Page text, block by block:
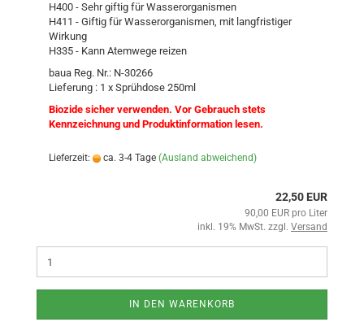
H400 - Sehr giftig für Wasserorganismen
H411 - Giftig für Wasserorganismen, mit langfristiger
Wirkung
H335 - Kann Atemwege reizen
baua Reg. Nr.: N-30266
Lieferung : 1 x Sprühdose 250ml
Biozide sicher verwenden. Vor Gebrauch stets
Kennzeichnung und Produktinformation lesen.
Lieferzeit: ca. 3-4 Tage (Ausland abweichend)
22,50 EUR
90,00 EUR pro Liter
inkl. 19% MwSt. zzgl. Versand
IN DEN WARENKORB